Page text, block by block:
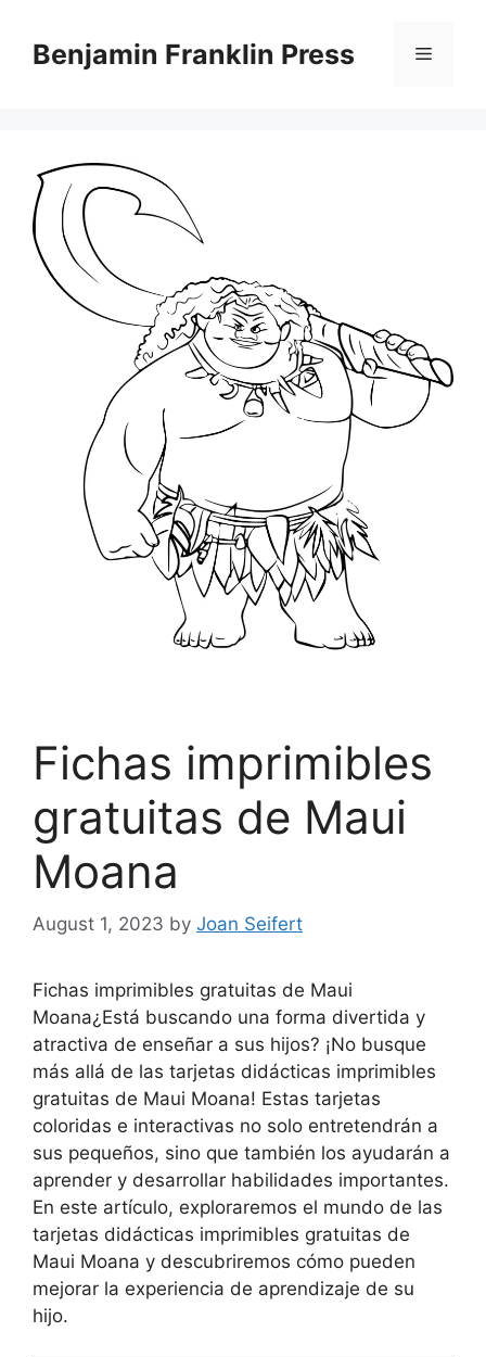
contentBenjamin Franklin Press Menu
Fichas imprimibles
gratuitas de Maui
Moana
August 1, 2023 by Joan Seifert
Fichas imprimibles gratuitas de Maui
Moana¿Está buscando una forma divertida y
atractiva de enseñar a sus hijos? ¡No busque
más allá de las tarjetas didácticas imprimibles
gratuitas de Maui Moana! Estas tarjetas
coloridas e interactivas no solo entretendrán a
sus pequeños, sino que también los ayudarán a
aprender y desarrollar habilidades importantes.
En este artículo, exploraremos el mundo de las
tarjetas didácticas imprimibles gratuitas de
Maui Moana y descubriremos cómo pueden
mejorar la experiencia de aprendizaje de su
hijo.